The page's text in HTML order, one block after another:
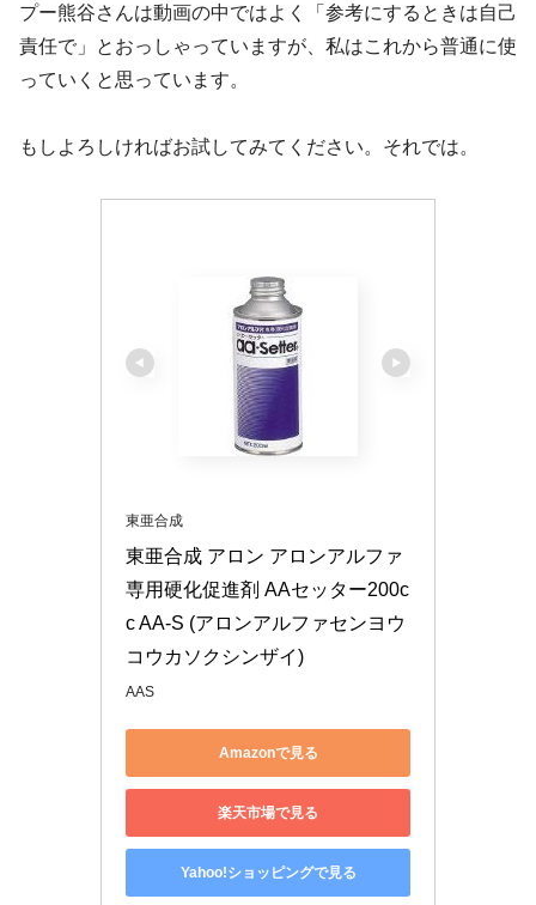
プー熊谷さんは動画の中ではよく「参考にするときは自己
責任で」とおっしゃっていますが、私はこれから普通に使
っていくと思っています。
もしよろしければお試してみてください。それでは。
東亜合成
東亜合成 アロン アロンアルファ
専用硬化促進剤 AAセッター200c
c AA-S (アロンアルファセンヨウ
コウカソクシンザイ)
AAS
Amazonで見る
楽天市場で見る
Yahoo!ショッピングで見る